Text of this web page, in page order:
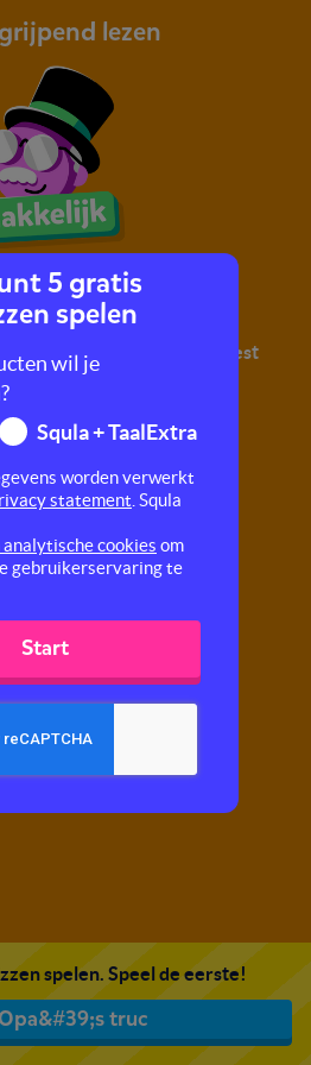
demo van Squla.
Bestel nu
0 1
lezen
truc
met begrijpend lezen. Je leest
hier vragen over.
spelen. Speel de eerste!
truc
5 gratis
spelen
wil je
Squla + TaalExtra
worden verwerkt
statement . Squla
cookies om
gebruikerservaring te
Start